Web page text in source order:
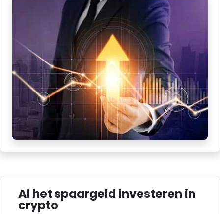
Al het spaargeld investeren in
crypto